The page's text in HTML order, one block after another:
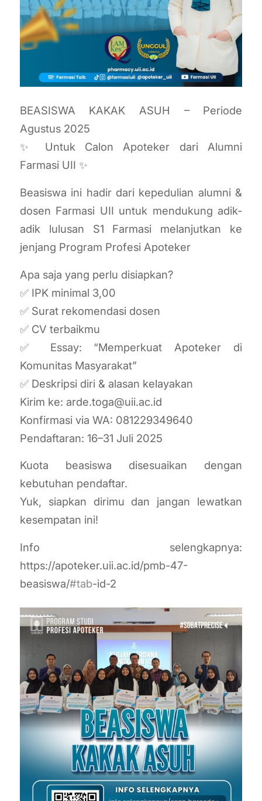
BEASISWA KAKAK ASUH – Periode
Agustus 2025
✨ Untuk Calon Apoteker dari Alumni
Farmasi UII ✨
Beasiswa ini hadir dari kepedulian alumni &
dosen Farmasi UII untuk mendukung adik-
adik lulusan S1 Farmasi melanjutkan ke
jenjang Program Profesi Apoteker
Apa saja yang perlu disiapkan?
✅ IPK minimal 3,00
✅ Surat rekomendasi dosen
✅ CV terbaikmu
✅ Essay: “Memperkuat Apoteker di
Komunitas Masyarakat”
✅ Deskripsi diri & alasan kelayakan
Kirim ke: arde.toga@uii.ac.id
Konfirmasi via WA: 081229349640
Pendaftaran: 16–31 Juli 2025
Kuota beasiswa disesuaikan dengan
kebutuhan pendaftar.
Yuk, siapkan dirimu dan jangan lewatkan
kesempatan ini!
Info selengkapnya:
https://apoteker.uii.ac.id/pmb-47-
beasiswa/#tab-id-2